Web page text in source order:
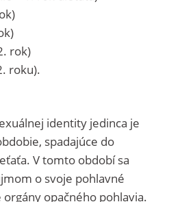
rok)
roku).
identity jedinca je
spadajúce do
V tomto období sa
o svoje pohlavné
opačného pohlavia.